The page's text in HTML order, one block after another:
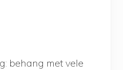
behang met vele